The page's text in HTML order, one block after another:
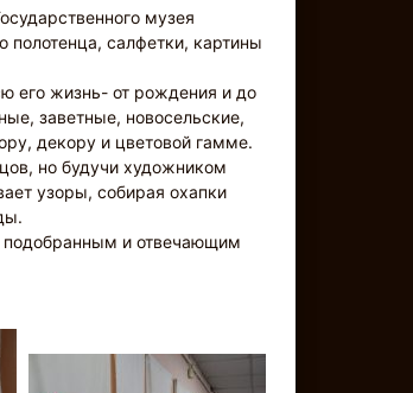
музея
полотенца, салфетки, картины
его жизнь- от рождения и до
заветные, новосельские,
декору и цветовой гамме.
но будучи художником
узоры, собирая охапки
подобранным и отвечающим